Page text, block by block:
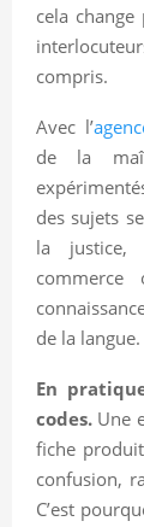
cela
compris.
Avec l’
de la
des sujets
la justice,
de la langue.
En
codes. Une
fiche
confusion,
C’est